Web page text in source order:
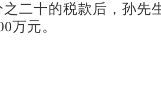
二十的税款后，孙先
万元。